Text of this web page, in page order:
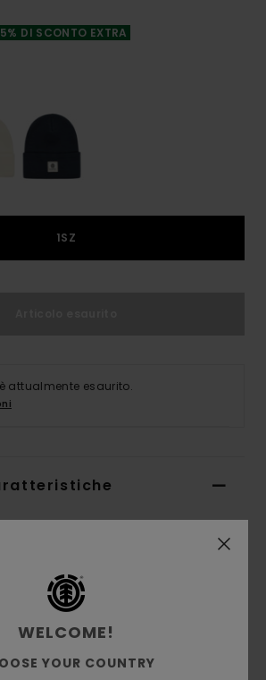
DI SCONTO EXTRA
1SZ
attualmente esaurito.
Nero Uomo
collezione Mainline
WELCOME!
YOUR COUNTRY